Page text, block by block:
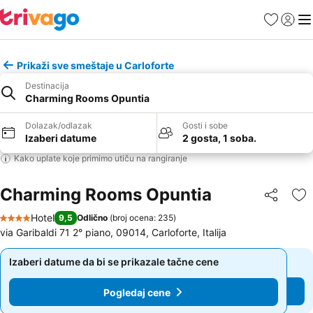
FavoritiPrijavi
Prikaži sve smeštaje u Carloforte
Destinacija
Charming Rooms Opuntia
Dolazak/odlazak
Izaberi datume
Gosti i sobe
2 gosta, 1 soba.
Kako uplate koje primimo utiču na rangiranje
Charming Rooms Opuntia Deli
4 Zvezdice
Hotel 9,5 Odlično (broj ocena: 235)
via Garibaldi 71 2° piano, 09014, Carloforte, Italija
Izaberi datume da bi se prikazale tačne cene
Pogledaj cene
Izaberi datume da bi se prikazale tačne cene
Pogledaj cene